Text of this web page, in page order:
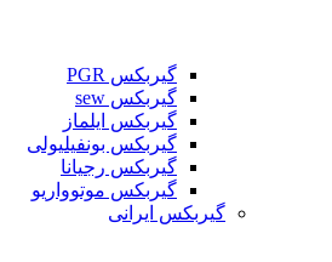
گیربکس PGR
گیربکس sew
گیربکس ایلماز
گیربکس بونفیلیولی
گیربکس رجیانا
گیربکس موتوواریو
گیربکس ایرانی